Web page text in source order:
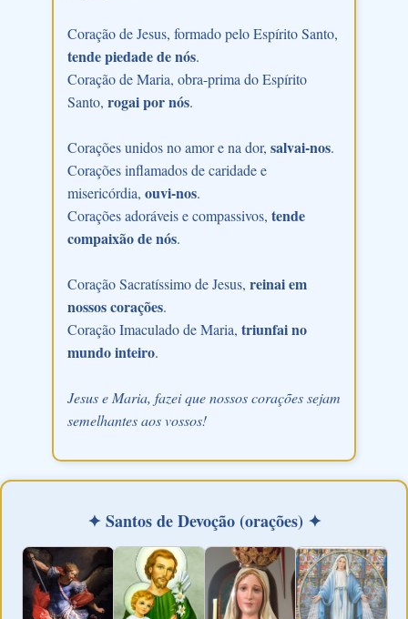
Coração de Jesus, formado pelo Espírito Santo,
tende piedade de nós.
Coração de Maria, obra-prima do Espírito
Santo, rogai por nós.
Corações unidos no amor e na dor, salvai-nos.
Corações inflamados de caridade e
misericórdia, ouvi-nos.
Corações adoráveis e compassivos, tende
compaixão de nós.
Coração Sacratíssimo de Jesus, reinai em
nossos corações.
Coração Imaculado de Maria, triunfai no
mundo inteiro.
Jesus e Maria, fazei que nossos corações sejam
semelhantes aos vossos!
✦ Santos de Devoção (orações) ✦